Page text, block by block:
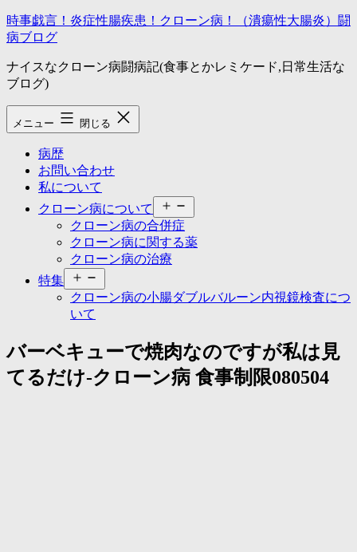
コ
ン
ン
ツ
へ
ス
キ
時事戯言！炎症性腸疾患！クローン病！（潰瘍性大腸炎）闘
病ブログ
ナイスなクローン病闘病記(食事とかレミケード,日常生活な
ブログ)
メニュー 閉じる
病歴
お問い合わせ
私について
クローン病について
ニ
ュ
ー
く
クローン病の合併症
クローン病に関する薬
クローン病の治療
特集
ニ
ュ
開
く
クローン病の小腸ダブルバルーン内視鏡検査につ
いて
バーベキューで焼肉なのですが私は見
てるだけ-クローン病 食事制限080504